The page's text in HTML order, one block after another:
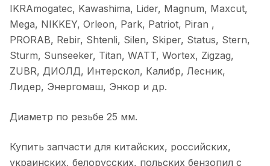
IKRAmogatec, Kawashima, Lider, Magnum, Maxcut,
Mega, NIKKEY, Orleon, Park, Patriot, Piran ,
PRORAB, Rebir, Shtenli, Silen, Skiper, Status, Stern,
Sturm, Sunseeker, Titan, WATT, Wortex, Zigzag,
ZUBR, ДИОЛД, Интерскол, Калибр, Лесник,
Лидер, Энергомаш, Энкор и др.
Диаметр по резьбе 25 мм.
Купить запчасти для китайских, российских,
украинских, белорусских, польских бензопил с